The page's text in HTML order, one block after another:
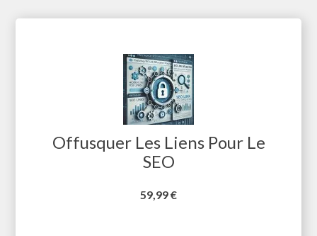
Offusquer Les Liens Pour Le
SEO
Prix
59,99 €